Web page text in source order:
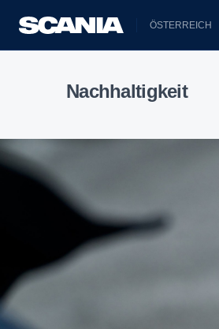
ÖSTERREICH
Nachhaltigkeit